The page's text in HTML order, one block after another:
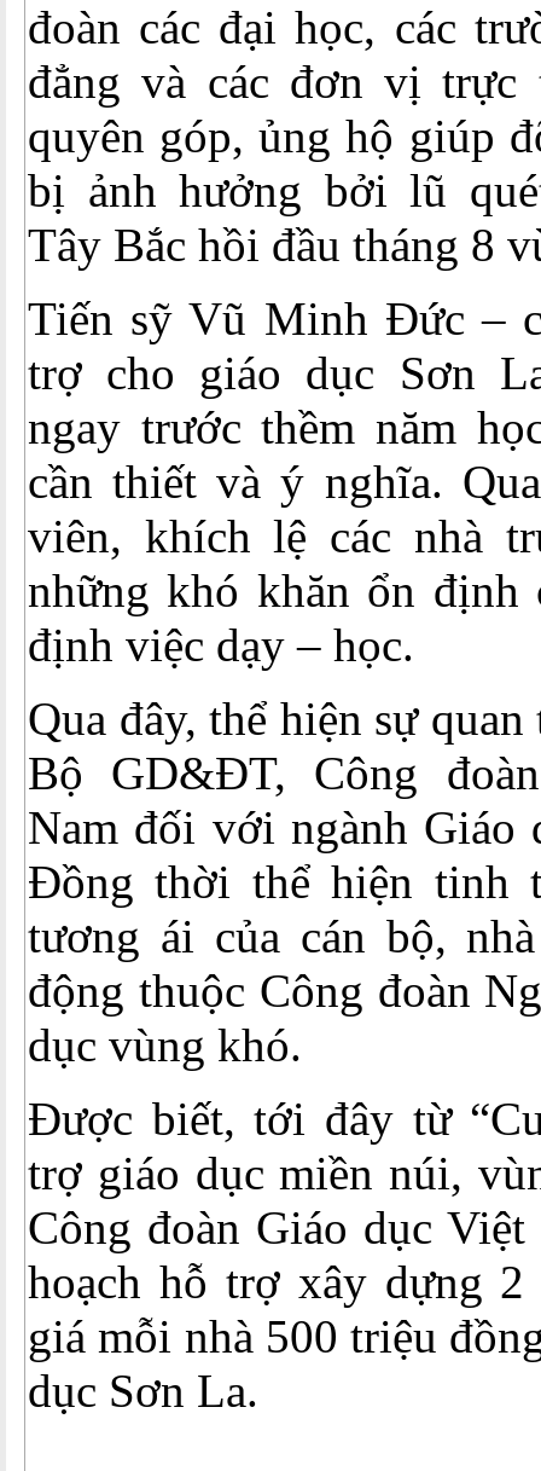
đoàn các đại học, các
đẳng và các đơn vị trực
quyên góp, ủng hộ giúp
bị ảnh hưởng bởi lũ
Tây Bắc hồi đầu tháng 8
Tiến sỹ Vũ Minh Đức –
trợ cho giáo dục Sơn
ngay trước thềm năm
cần thiết và ý nghĩa.
viên, khích lệ các nhà
những khó khăn ổn định
định việc dạy – học.
Qua đây, thể hiện sự
Bộ GD&ĐT, Công
Nam đối với ngành Giáo
Đồng thời thể hiện tinh
tương ái của cán bộ,
động thuộc Công đoàn
dục vùng khó.
Được biết, tới đây từ
trợ giáo dục miền núi,
Công đoàn Giáo dục
hoạch hỗ trợ xây dựng
giá mỗi nhà 500 triệu
dục Sơn La.